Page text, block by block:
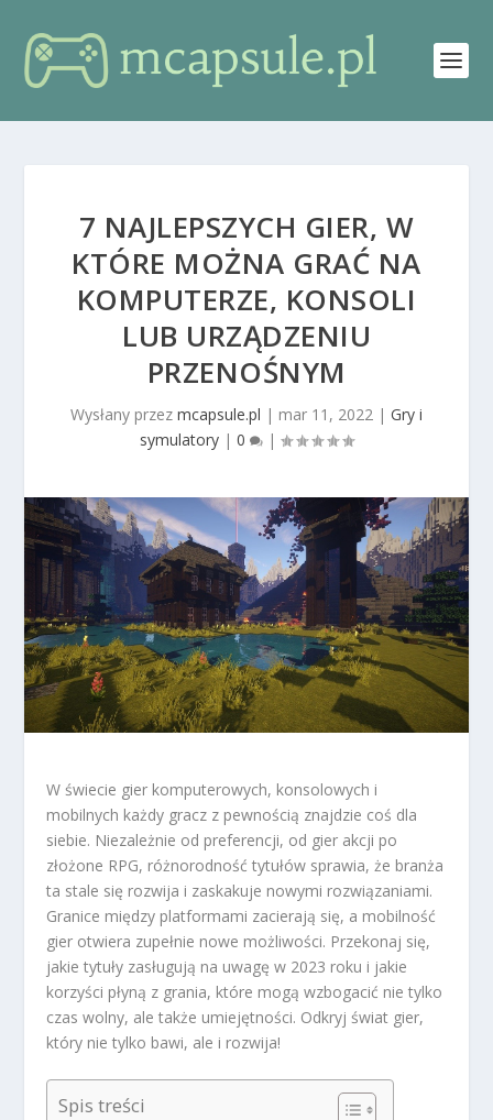
7 NAJLEPSZYCH GIER, W
KTÓRE MOŻNA GRAĆ NA
KOMPUTERZE, KONSOLI
LUB URZĄDZENIU
PRZENOŚNYM
Wysłany przez mcapsule.pl | mar 11, 2022 | Gry i
symulatory | 0 |
W świecie gier komputerowych, konsolowych i
mobilnych każdy gracz z pewnością znajdzie coś dla
siebie. Niezależnie od preferencji, od gier akcji po
złożone RPG, różnorodność tytułów sprawia, że branża
ta stale się rozwija i zaskakuje nowymi rozwiązaniami.
Granice między platformami zacierają się, a mobilność
gier otwiera zupełnie nowe możliwości. Przekonaj się,
jakie tytuły zasługują na uwagę w 2023 roku i jakie
korzyści płyną z grania, które mogą wzbogacić nie tylko
czas wolny, ale także umiejętności. Odkryj świat gier,
który nie tylko bawi, ale i rozwija!
Spis treści